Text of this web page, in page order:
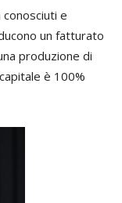
e
un fatturato
produzione di
è 100%